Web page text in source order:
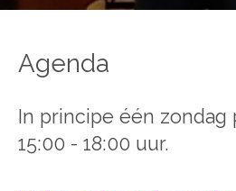
Agenda
In principe één zondag
15:00 - 18:00 uur.